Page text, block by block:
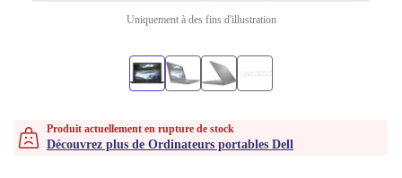
Uniquement à des fins d'illustration
Produit actuellement en rupture de stock
Découvrez plus de Ordinateurs portables Dell